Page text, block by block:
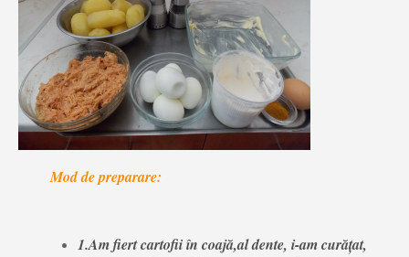
Mod de preparare:
1.Am fiert cartofii în coajă,al dente, i-am curățat,